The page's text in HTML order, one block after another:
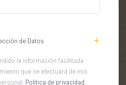
de Datos
la información facilitada
que se efectuará de mis
Política de privacidad.